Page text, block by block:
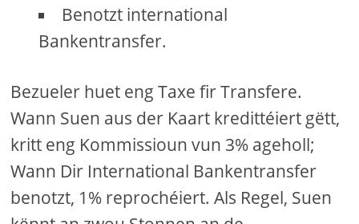
Benotzt international
Bankentransfer.
Bezueler huet eng Taxe fir Transfere.
Wann Suen aus der Kaart kredittéiert gëtt,
kritt eng Kommissioun vun 3% ageholl;
Wann Dir International Bankentransfer
benotzt, 1% reprochéiert. Als Regel, Suen